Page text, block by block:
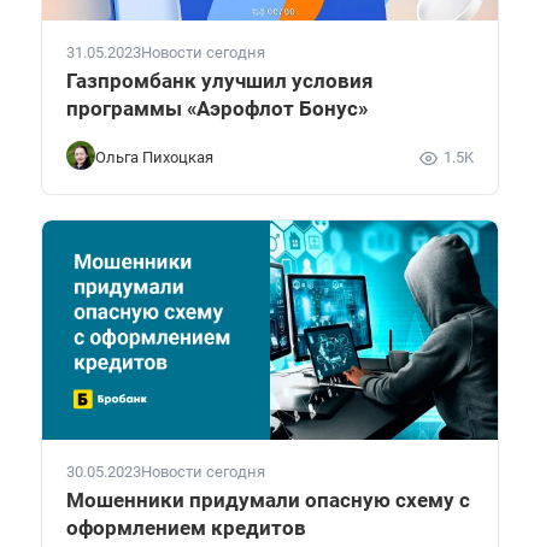
31.05.2023Новости сегодня
Газпромбанк улучшил условия
программы «Аэрофлот Бонус»
Ольга Пихоцкая 1.5K
30.05.2023Новости сегодня
Мошенники придумали опасную схему с
оформлением кредитов